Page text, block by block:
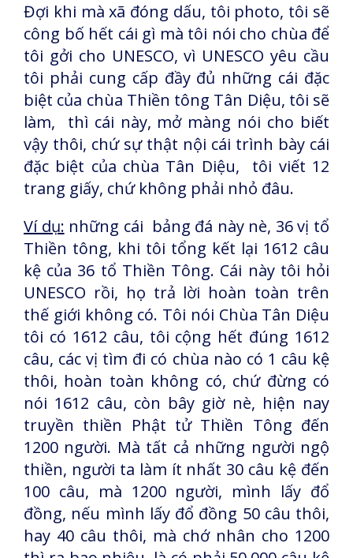
Đợi khi mà xã đóng dấu, tôi photo, tôi sẽ
công bố hết cái gì mà tôi nói cho chùa để
tôi gởi cho UNESCO, vì UNESCO yêu cầu
tôi phải cung cấp đầy đủ những cái đặc
biệt của chùa Thiền tông Tân Diệu, tôi sẽ
làm, thì cái này, mở màng nói cho biết
vậy thôi, chứ sự thật nội cái trình bày cái
đặc biệt của chùa Tân Diệu, tôi viết 12
trang giấy, chứ không phải nhỏ đâu.
Ví dụ: những cái bảng đá này nè, 36 vị tổ
Thiền tông, khi tôi tổng kết lại 1612 câu
kệ của 36 tổ Thiền Tông. Cái này tôi hỏi
UNESCO rồi, họ trả lời hoàn toàn trên
thế giới không có. Tôi nói Chùa Tân Diệu
tôi có 1612 câu, tôi cộng hết đúng 1612
câu, các vị tìm đi có chùa nào có 1 câu kệ
thôi, hoàn toàn không có, chứ đừng có
nói 1612 câu, còn bây giờ nè, hiện nay
truyền thiền Phật tử Thiền Tông đến
1200 người. Mà tất cả những người ngộ
thiền, người ta làm ít nhất 30 câu kệ đến
100 câu, mà 1200 người, mình lấy đổ
đồng, nếu mình lấy đổ đồng 50 câu thôi,
hay 40 câu thôi, mà chớ nhân cho 1200